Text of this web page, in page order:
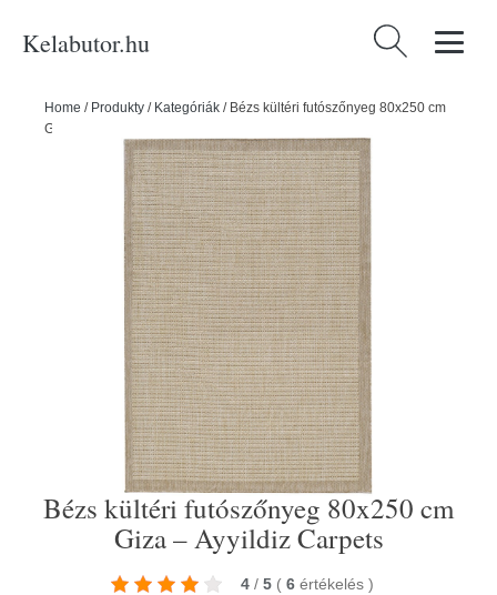
Kelabutor.hu Keresés:
Home / Produkty / Kategóriák / Bézs kültéri futószőnyeg 80x250 cm
Giza – Ayyildiz Carpets
Bézs kültéri futószőnyeg 80x250 cm
Giza – Ayyildiz Carpets
4 / 5 ( 6 értékelés )